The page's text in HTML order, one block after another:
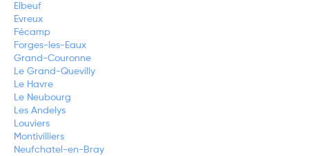
Elbeuf
Evreux
Fécamp
Forges-les-Eaux
Grand-Couronne
Le Grand-Quevilly
Le Havre
Le Neubourg
Les Andelys
Louviers
Montivilliers
Neufchatel-en-Bray